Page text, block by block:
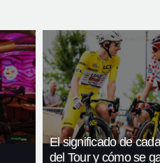
El significado de
del Tour y cómo se